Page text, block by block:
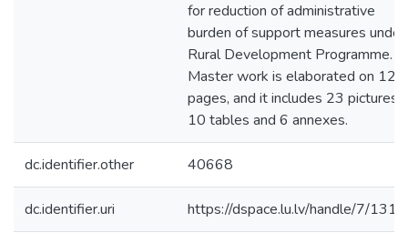
for reduction of administrative
burden of support measures under
Rural Development Programme.
Master work is elaborated on 128
pages, and it includes 23 pictures,
10 tables and 6 annexes.
dc.identifier.other 40668
dc.identifier.uri https://dspace.lu.lv/handle/7/